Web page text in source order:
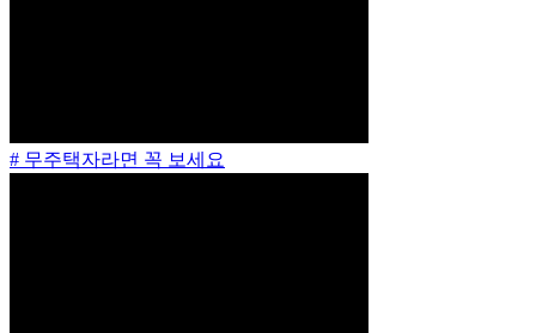
# 무주택자라면 꼭 보세요